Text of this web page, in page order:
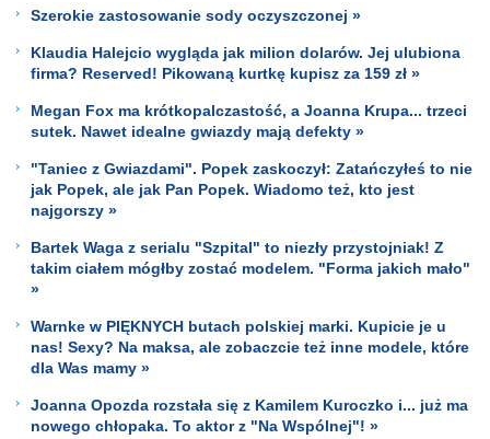
Szerokie zastosowanie sody oczyszczonej »
Klaudia Halejcio wygląda jak milion dolarów. Jej ulubiona
firma? Reserved! Pikowaną kurtkę kupisz za 159 zł »
Megan Fox ma krótkopalczastość, a Joanna Krupa... trzeci
sutek. Nawet idealne gwiazdy mają defekty »
"Taniec z Gwiazdami". Popek zaskoczył: Zatańczyłeś to nie
jak Popek, ale jak Pan Popek. Wiadomo też, kto jest
najgorszy »
Bartek Waga z serialu "Szpital" to niezły przystojniak! Z
takim ciałem mógłby zostać modelem. "Forma jakich mało"
»
Warnke w PIĘKNYCH butach polskiej marki. Kupicie je u
nas! Sexy? Na maksa, ale zobaczcie też inne modele, które
dla Was mamy »
Joanna Opozda rozstała się z Kamilem Kuroczko i... już ma
nowego chłopaka. To aktor z "Na Wspólnej"! »